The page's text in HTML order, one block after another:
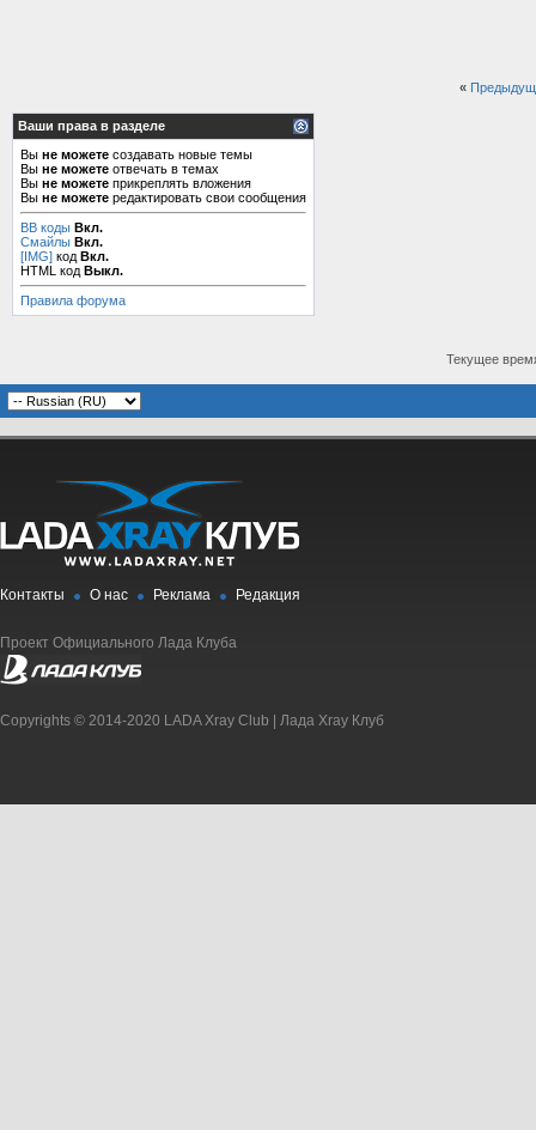
«
Ваши права в разделе
Вы не можете создавать новые темы
Вы не можете отвечать в темах
Вы не можете прикреплять вложения
Вы не можете редактировать свои сообщения
BB коды Вкл.
Смайлы Вкл.
[IMG] код Вкл.
HTML код Выкл.
Правила форума
Текущее
Контакты О нас Реклама Редакция
Проект Официального Лада Клуба
Copyrights © 2014-2020 LADA Xray Club | Лада Xray Клуб